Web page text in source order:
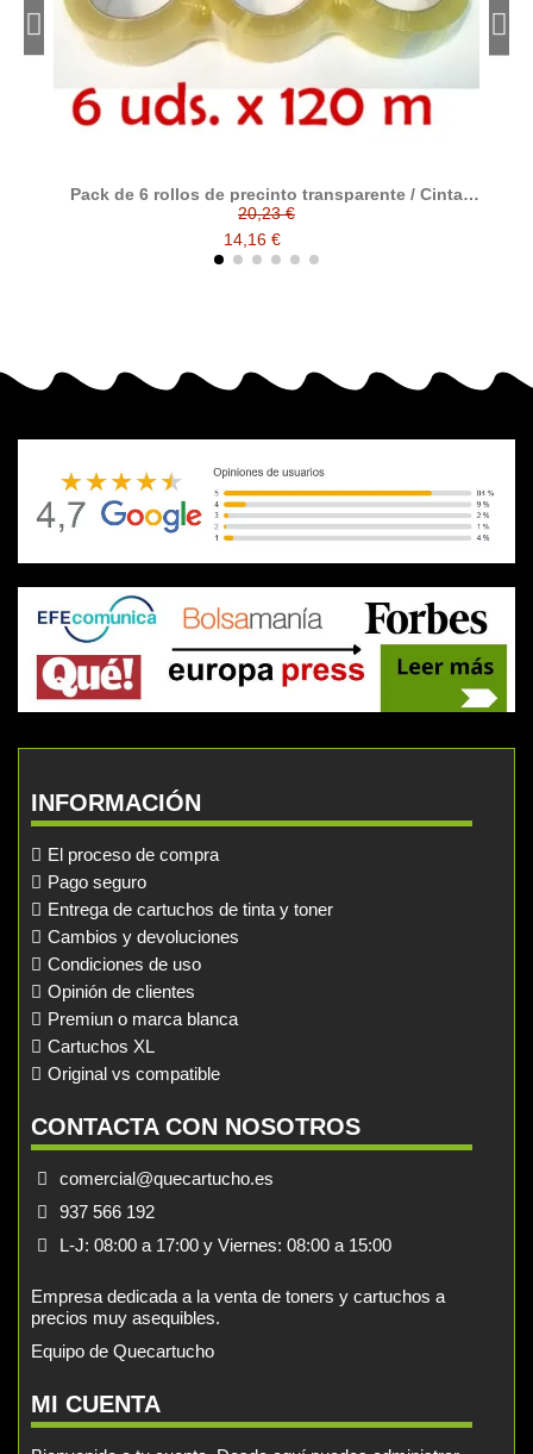
Pack de 6 rollos de precinto transparente / Cinta
adhesiva de polipropileno transparente tamaño 120
metros x 48 ancho
20,23 €
14,16 €
INFORMACIÓN
El proceso de compra
Pago seguro
Entrega de cartuchos de tinta y toner
Cambios y devoluciones
Condiciones de uso
Opinión de clientes
Premiun o marca blanca
Cartuchos XL
Original vs compatible
CONTACTA CON NOSOTROS
comercial@quecartucho.es
937 566 192
L-J: 08:00 a 17:00 y Viernes: 08:00 a 15:00
Empresa dedicada a la venta de toners y cartuchos a
precios muy asequibles.
Equipo de Quecartucho
MI CUENTA